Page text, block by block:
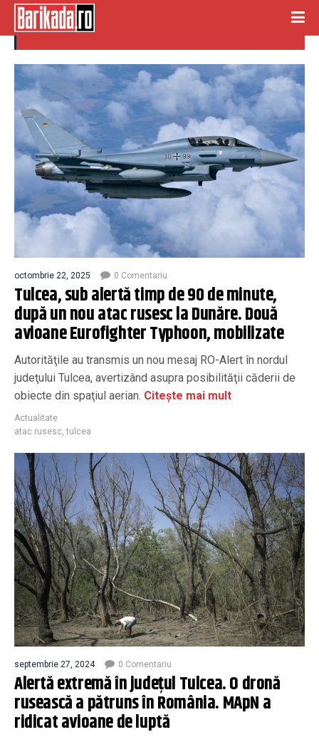
tulcea
octombrie 22, 2025 0 Comentariu
Tulcea, sub alertă timp de 90 de minute,
după un nou atac rusesc la Dunăre. Două
avioane Eurofighter Typhoon, mobilizate
Autorităţile au transmis un nou mesaj RO-Alert în nordul
judeţului Tulcea, avertizând asupra posibilităţii căderii de
obiecte din spaţiul aerian. Citește mai mult
Actualitate
atac rusesc,tulcea
septembrie 27, 2024 0 Comentariu
Alertă extremă în județul Tulcea. O dronă
rusească a pătruns în România. MApN a
ridicat avioane de luptă